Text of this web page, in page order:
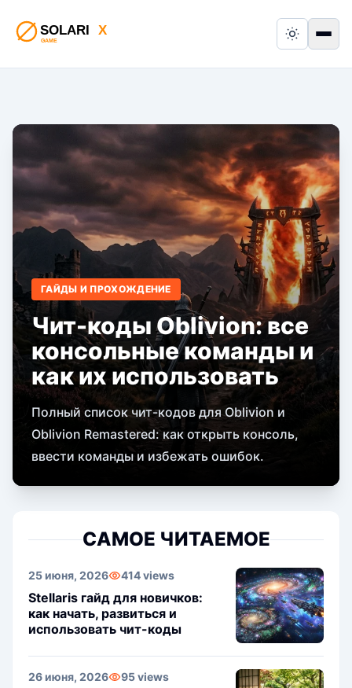
Switch to
ГАЙДЫ И ПРОХОЖДЕНИЕ
Чит-коды Oblivion: все
консольные команды и
как их использовать
Полный список чит-кодов для Oblivion и
Oblivion Remastered: как открыть консоль,
ввести команды и избежать ошибок.
САМОЕ ЧИТАЕМОЕ
25 июня, 2026 414 views
Stellaris гайд для новичков:
как начать, развиться и
использовать чит-коды
26 июня, 2026 95 views